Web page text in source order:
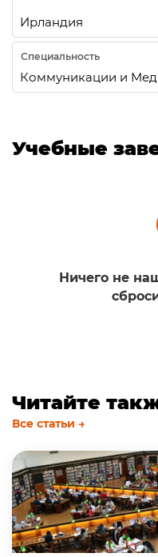
Специальность
Учебные
Ничего не
Читайте
Все статьи →